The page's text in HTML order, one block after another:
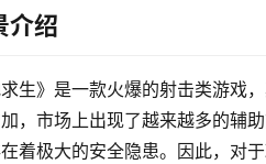
介绍
求生》是一款火爆的射击类游戏
，市场上出现了越来越多的辅
着极大的安全隐患。因此，对